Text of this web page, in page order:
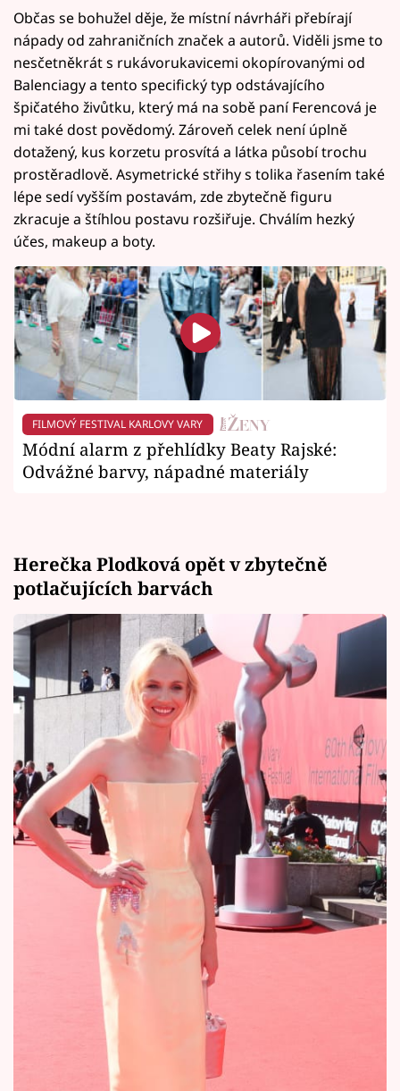
Občas se bohužel děje, že místní návrháři přebírají
nápady od zahraničních značek a autorů. Viděli jsme to
nesčetněkrát s rukávorukavicemi okopírovanými od
Balenciagy a tento specifický typ odstávajícího
špičatého živůtku, který má na sobě paní Ferencová je
mi také dost povědomý. Zároveň celek není úplně
dotažený, kus korzetu prosvítá a látka působí trochu
prostěradlově. Asymetrické střihy s tolika řasením také
lépe sedí vyšším postavám, zde zbytečně figuru
zkracuje a štíhlou postavu rozšiřuje. Chválím hezký
účes, makeup a boty.
FILMOVÝ FESTIVAL KARLOVY VARY
Módní alarm z přehlídky Beaty Rajské:
Odvážné barvy, nápadné materiály
Herečka Plodková opět v zbytečně
potlačujících barvách